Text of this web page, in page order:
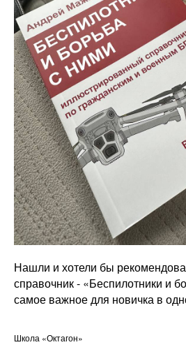
Нашли и хотели бы
справочник - «Беспилотники и
самое важное для новичка в
Школа «Октагон»